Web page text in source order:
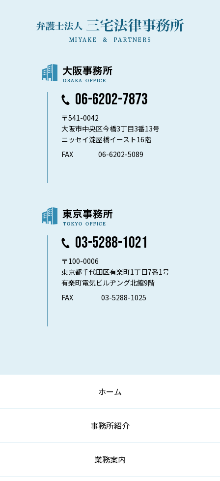
06-6202-7873
〒541-0042
大阪市中央区今橋3丁目3番13号
ニッセイ淀屋橋イースト16階
FAX
06-6202-5089
03-5288-1021
〒100-0006
東京都千代田区有楽町1丁目7番1号
有楽町電気ビルヂング北館9階
FAX
03-5288-1025
ホーム
事務所紹介
業務案内